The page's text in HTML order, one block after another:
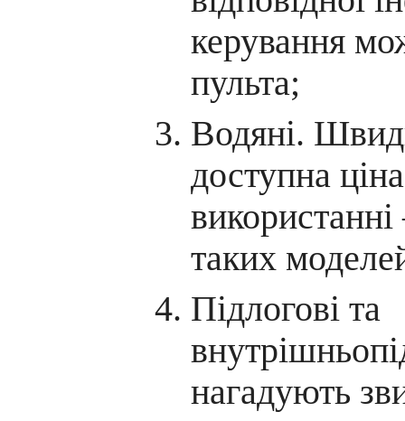
керування
пульта;
Водяні.
доступна
таких
Підлогові та
нагадують